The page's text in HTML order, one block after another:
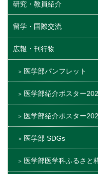
研究・教員紹介
留学・国際交流
広報・刊行物
医学部パンフレット
医学部紹介ポスター
医学部紹介ポスター
医学部 SDGs
医学部医学科ふるさと